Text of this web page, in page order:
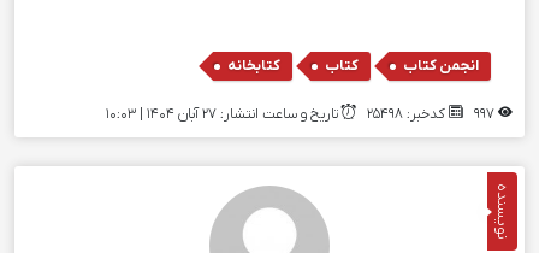
انجمن کتاب , کتاب , کتابخانه
کدخبر: 25498 تاریخ و ساعت انتشار: ۲۷ آبان ۱۴۰۴ | 10:03
نویسنده